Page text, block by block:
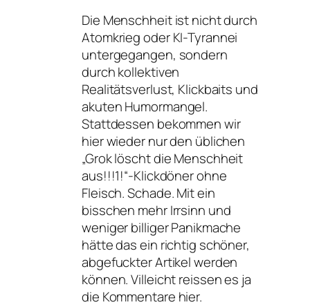
Die Menschheit ist nicht durch
Atomkrieg oder KI-Tyrannei
untergegangen, sondern
durch kollektiven
Realitätsverlust, Klickbaits und
akuten Humormangel.
Stattdessen bekommen wir
hier wieder nur den üblichen
„Grok löscht die Menschheit
aus!!!1!“-Klickdöner ohne
Fleisch. Schade. Mit ein
bisschen mehr Irrsinn und
weniger billiger Panikmache
hätte das ein richtig schöner,
abgefuckter Artikel werden
können. Villeicht reissen es ja
die Kommentare hier.